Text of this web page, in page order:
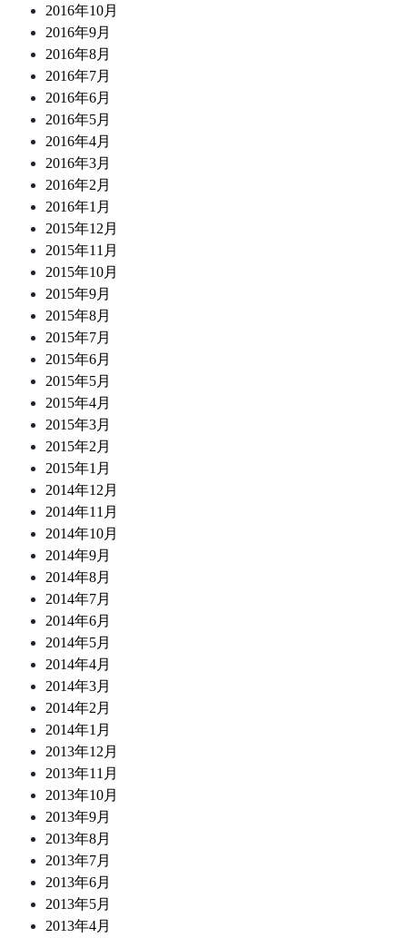
2016年10月
2016年9月
2016年8月
2016年7月
2016年6月
2016年5月
2016年4月
2016年3月
2016年2月
2016年1月
2015年12月
2015年11月
2015年10月
2015年9月
2015年8月
2015年7月
2015年6月
2015年5月
2015年4月
2015年3月
2015年2月
2015年1月
2014年12月
2014年11月
2014年10月
2014年9月
2014年8月
2014年7月
2014年6月
2014年5月
2014年4月
2014年3月
2014年2月
2014年1月
2013年12月
2013年11月
2013年10月
2013年9月
2013年8月
2013年7月
2013年6月
2013年5月
2013年4月